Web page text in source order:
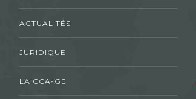
ACTUALITÉS
JURIDIQUE
LA CCA-GE